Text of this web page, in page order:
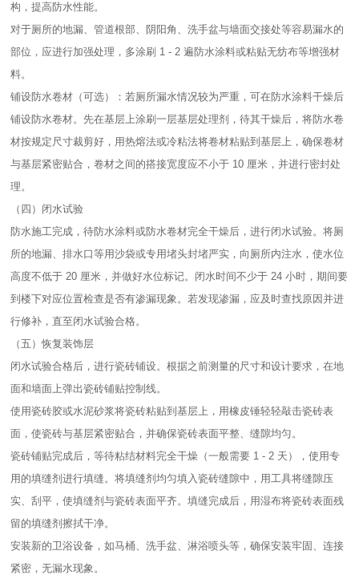
构，提高防水性能。​
对于厕所的地漏、管道根部、阴阳角、洗手盆与墙面交接处等容易漏水的
部位，应进行加强处理，多涂刷 1 - 2 遍防水涂料或粘贴无纺布等增强材
料。​
铺设防水卷材（可选）：若厕所漏水情况较为严重，可在防水涂料干燥后
铺设防水卷材。先在基层上涂刷一层基层处理剂，待其干燥后，将防水卷
材按规定尺寸裁剪好，用热熔法或冷粘法将卷材粘贴到基层上，确保卷材
与基层紧密贴合，卷材之间的搭接宽度应不小于 10 厘米，并进行密封处
理。​
（四）闭水试验​
防水施工完成，待防水涂料或防水卷材完全干燥后，进行闭水试验。将厕
所的地漏、排水口等用沙袋或专用堵头封堵严实，向厕所内注水，使水位
高度不低于 20 厘米，并做好水位标记。闭水时间不少于 24 小时，期间要
到楼下对应位置检查是否有渗漏现象。若发现渗漏，应及时查找原因并进
行修补，直至闭水试验合格。​
（五）恢复装饰层​
闭水试验合格后，进行瓷砖铺设。根据之前测量的尺寸和设计要求，在地
面和墙面上弹出瓷砖铺贴控制线。​
使用瓷砖胶或水泥砂浆将瓷砖粘贴到基层上，用橡皮锤轻轻敲击瓷砖表
面，使瓷砖与基层紧密贴合，并确保瓷砖表面平整、缝隙均匀。​
瓷砖铺贴完成后，等待粘结材料完全干燥（一般需要 1 - 2 天），使用专
用的填缝剂进行填缝。将填缝剂均匀填入瓷砖缝隙中，用工具将缝隙压
实、刮平，使填缝剂与瓷砖表面平齐。填缝完成后，用湿布将瓷砖表面残
留的填缝剂擦拭干净。​
安装新的卫浴设备，如马桶、洗手盆、淋浴喷头等，确保安装牢固、连接
紧密，无漏水现象。​